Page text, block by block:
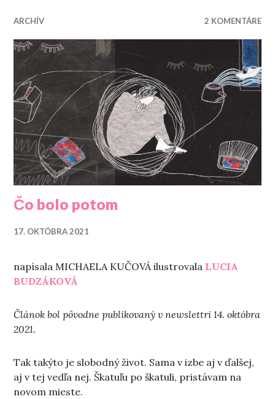
ARCHÍV 2 KOMENTÁRE
Čo bolo potom
17. OKTÓBRA 2021
napísala MICHAELA KUČOVÁ ilustrovala LUCIA
BUDZÁKOVÁ
Článok bol pôvodne publikovaný v newslettri 14. októbra
2021.
Tak takýto je slobodný život. Sama v izbe aj v ďalšej,
aj v tej vedľa nej. Škatuľu po škatuli, pristávam na
novom mieste.